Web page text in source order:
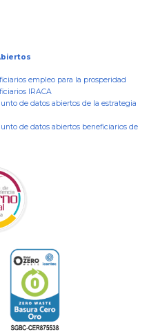
empleo para la prosperidad
IRACA
de datos abiertos de la estrategia
de datos abiertos beneficiarios de